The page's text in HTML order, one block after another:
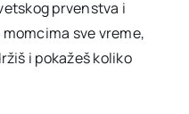
prvenstva i
sve vreme,
i pokažeš koliko